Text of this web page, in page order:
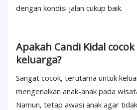
dengan kondisi jalan cukup baik.
Apakah Candi Kidal
keluarga?
Sangat cocok, terutama untuk
mengenalkan anak-anak pada
Namun, tetap awasi anak agar